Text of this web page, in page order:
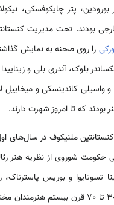
بورودین، پتر
بودند. تحت مدیریت
را روی صحنه به نمایش
بلوک، آندری بلی و
و واسیلی کاندینسکی و
بودند که تا امروز شهرت دارند.
ملنیکوف در سال‌های
حکومت شوروی از نظریه هنر
تسوتایوا و بوریس
شوستاکوویچ و سرگی پروکوفیف نیز زیر سانسور